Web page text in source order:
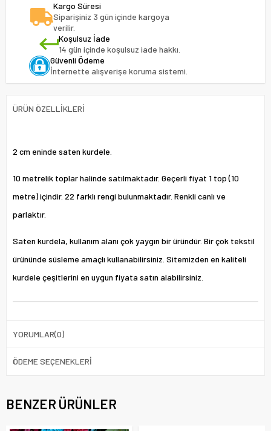
Kargo Süresi
Siparişiniz 3 gün içinde kargoya
verilir.
Koşulsuz İade
14 gün içinde koşulsuz iade hakkı.
Güvenli Ödeme
İnternette alışverişe koruma sistemi.
ÜRÜN ÖZELLIKLERI
2 cm eninde saten kurdele.
10 metrelik toplar halinde satılmaktadır. Geçerli fiyat 1 top (10
metre) içindir. 22 farklı rengi bulunmaktadır. Renkli canlı ve
parlaktır.
Saten kurdela, kullanım alanı çok yaygın bir üründür. Bir çok tekstil
ürününde süsleme amaçlı kullanabilirsiniz. Sitemizden en kaliteli
kurdele çeşitlerini en uygun fiyata satın alabilirsiniz.
YORUMLAR(0)
ÖDEME SEÇENEKLERI
BENZER ÜRÜNLER